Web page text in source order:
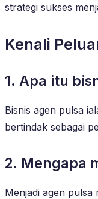
strategi sukses
Kenali
1. Apa itu
Bisnis agen pulsa
bertindak sebagai
2. Mengapa
Menjadi agen